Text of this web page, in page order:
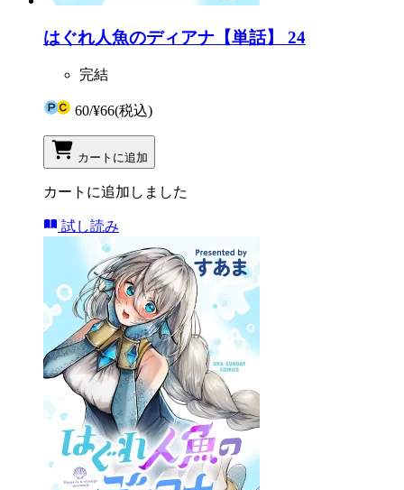
はぐれ人魚のディアナ【単話】 24
完結
60/¥66(税込)
カートに追加
カートに追加しました
試し読み